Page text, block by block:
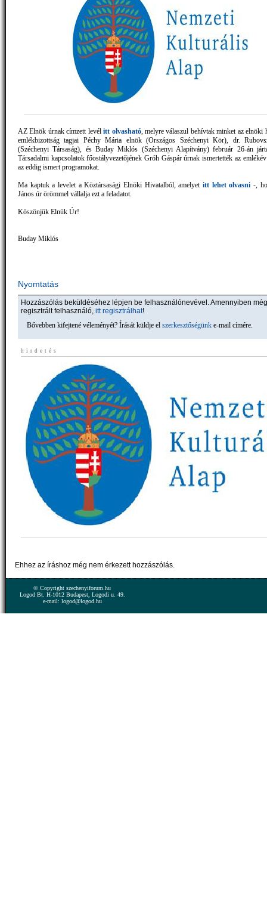
AZ Elnök úrnak címzett levélitt olvasható, melyre válaszul behívtak minket az elnöki
emlékbizottság tagjai Péchy Mária elnök (Országos Széchenyi Kör), dr.
(Széchenyi Társaság), és Buday Miklós (Széchenyi Alapítvány) február 26-án
Társadalmi kapcsolatok főostályvezetőjének Gróh Gáspár úrnak ismertették az
az eddig ismert programokat.
Ma kaptuk a levelet a Köztársasági Elnöki Hivatalból, amelyet itt lehet olvasni -,
János úr örömmel vállalja ezt a feladatot.
Köszönjük Elnük Úr!
Buday Miklós
Nyomtatás
Hozzászólás beküldéséhez lépjen be felhasználónevével. Amennyiben
regisztrált felhasználó, itt regisztrálhat!
Bővebben kifejtené véleményét? Írását küldje el szerkesztőségünk e-mail címére.
hirdetés
Ehhez az íráshoz még nem érkezett hozzászólás.
© Copyright szechenyiforum.hu
Logod Bt. H-1012 Budapest, Logodi u. 49.
e-mail: logod@logod.hu